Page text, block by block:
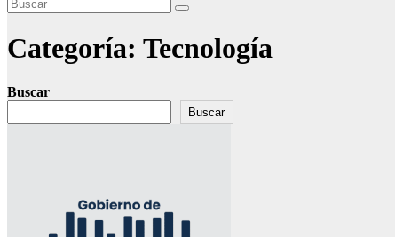
Categoría: Tecnología
Buscar
Buscar